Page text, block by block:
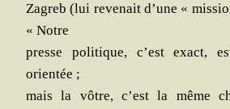
Zagreb (lui reve­nait d’une «
« Notre
presse poli­tique, c’est exact,
orientée ;
mais la vôtre, c’est la même